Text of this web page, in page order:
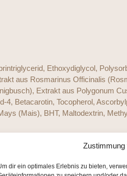
Zustimmung
dir ein optimales Erlebnis zu bieten,
Ethoxydiglycol,
aus Rosmarinus Officinalis
Extrakt aus Polygonum
Betacarotin, Tocopherol,
(Mais), BHT, Maltodextrin,